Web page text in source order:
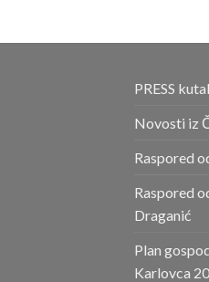
PRESS
Novosti iz
Raspored
Raspored
Draganić
Plan
Karlovca